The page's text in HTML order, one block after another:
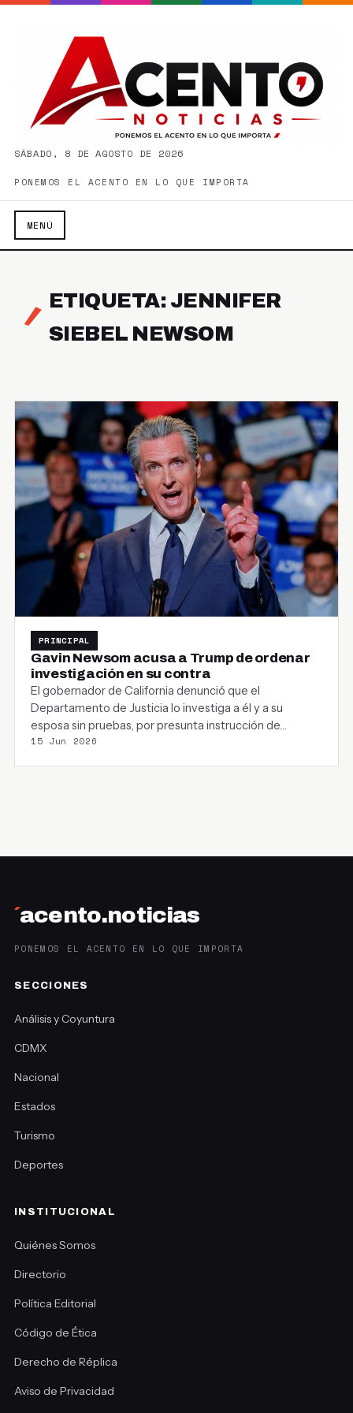
SÁBADO, 8 DE AGOSTO DE 2026
PONEMOS EL ACENTO EN LO QUE IMPORTA
MENÚ
ETIQUETA: JENNIFER
SIEBEL NEWSOM
PRINCIPAL
Gavin Newsom acusa a Trump de ordenar
investigación en su contra
El gobernador de California denunció que el
Departamento de Justicia lo investiga a él y a su
esposa sin pruebas, por presunta instrucción de…
15 Jun 2026
´acento.noticias
PONEMOS EL ACENTO EN LO QUE IMPORTA
SECCIONES
Análisis y Coyuntura
CDMX
Nacional
Estados
Turismo
Deportes
INSTITUCIONAL
Quiénes Somos
Directorio
Política Editorial
Código de Ética
Derecho de Réplica
Aviso de Privacidad